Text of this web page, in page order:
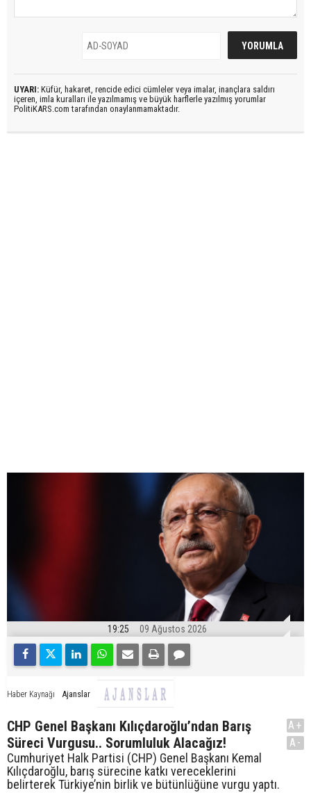
UYARI: Küfür, hakaret, rencide edici cümleler veya imalar, inançlara saldırı
içeren, imla kuralları ile yazılmamış ve büyük harflerle yazılmış yorumlar
PolitiKARS.com tarafından onaylanmamaktadır.
19:25 09 Ağustos 2026
Haber Kaynağı Ajanslar
CHP Genel Başkanı Kılıçdaroğlu’ndan Barış
Süreci Vurgusu.. Sorumluluk Alacağız!
Cumhuriyet Halk Partisi (CHP) Genel Başkanı Kemal
Kılıçdaroğlu, barış sürecine katkı vereceklerini
belirterek Türkiye’nin birlik ve bütünlüğüne vurgu yaptı.
A+
A-